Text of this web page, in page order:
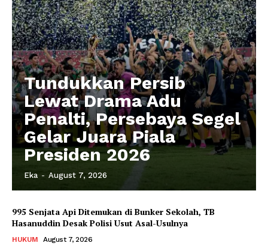
Tundukkan Persib
Lewat Drama Adu
Penalti, Persebaya Segel
Gelar Juara Piala
Presiden 2026
Eka - August 7, 2026
995 Senjata Api Ditemukan di Bunker Sekolah, TB
Hasanuddin Desak Polisi Usut Asal-Usulnya
HUKUM August 7, 2026